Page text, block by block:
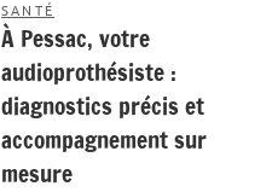
SANTÉ
À Pessac, votre
audioprothésiste :
diagnostics précis et
accompagnement sur
mesure